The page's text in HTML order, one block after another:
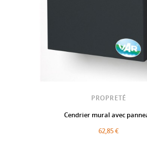
PROPRETÉ
Cendrier mural avec
62,85 €